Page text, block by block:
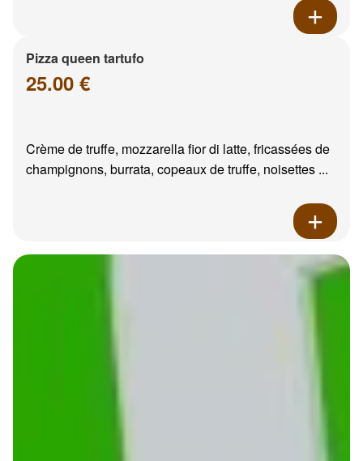
Pizza queen tartufo
25.00 €
Crème de truffe, mozzarella fior di latte, fricassées de
champignons, burrata, copeaux de truffe, noisettes ...